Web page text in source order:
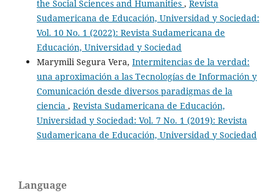
the Social Sciences and Humanities , Revista
Sudamericana de Educación, Universidad y Sociedad:
Vol. 10 No. 1 (2022): Revista Sudamericana de
Educación, Universidad y Sociedad
Marymili Segura Vera, Intermitencias de la verdad:
una aproximación a las Tecnologías de Información y
Comunicación desde diversos paradigmas de la
ciencia , Revista Sudamericana de Educación,
Universidad y Sociedad: Vol. 7 No. 1 (2019): Revista
Sudamericana de Educación, Universidad y Sociedad
Language